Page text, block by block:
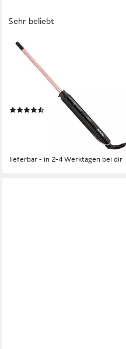
Sehr beliebt
BABYLISS
Lockenstab 10mm Lockenstab
für extra enge Locken,
C449E, Keramik-
Beschichtung, Quarz-
Keramikbeschichtung, 6
Temperaturstufen, für alle
39,90 €
lieferbar - in 2-4 Werktagen bei dir